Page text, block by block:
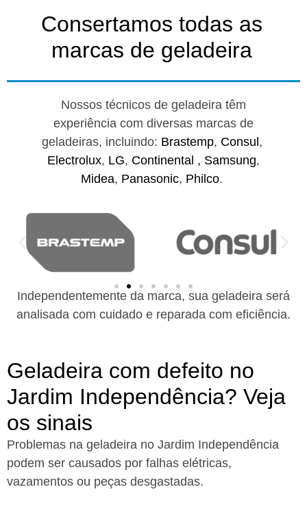
Consertamos todas as
marcas de geladeira
Nossos técnicos de geladeira têm
experiência com diversas marcas de
geladeiras, incluindo: Brastemp, Consul ,
Electrolux, LG, Continental , Samsung,
Midea, Panasonic, Philco.
Independentemente da marca, sua geladeira será
analisada com cuidado e reparada com eficiência.
Geladeira com defeito no
Jardim Independência? Veja
os sinais
Problemas na geladeira no Jardim Independência
podem ser causados por falhas elétricas,
vazamentos ou peças desgastadas.